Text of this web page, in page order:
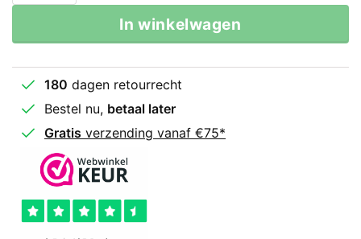
In winkelwagen
180 dagen retourrecht
Bestel nu, betaal later
Gratis verzending vanaf €75*